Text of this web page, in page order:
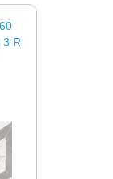
3 R